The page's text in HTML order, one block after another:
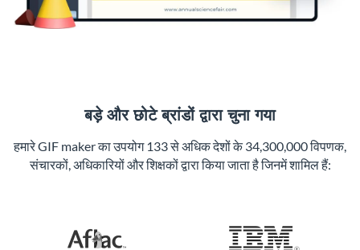
बड़े और छोटे ब्रांडों द्वारा चुना गया
हमारे GIF maker का उपयोग 133 से अधिक देशों के 34,300,000 विपणक,
संचारकों, अधिकारियों और शिक्षकों द्वारा किया जाता है जिनमें शामिल हैं: